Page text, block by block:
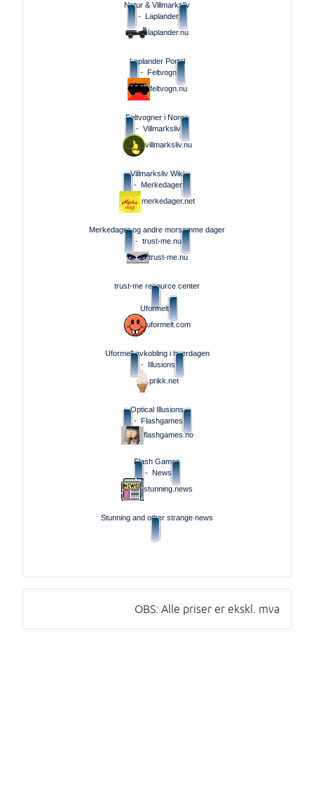
Natur & Villmarksliv
-
Laplander
laplander.nu
Laplander Portal
-
Feltvogn
feltvogn.nu
Feltvogner i Norge
- Villmarksliv
villmarksliv.nu
Villmarksliv Wiki
- Merkedager
merkedager.net
Merkedager og andre morsomme dager
- trust-me.nu
trust-me.nu
trust-me resource center
Uformelt
uformelt.com
Uformell avkobling i hverdagen
-
Illusions
prikk.net
Optical Illusions
-
Flashgames
flashgames.no
Flash Games
- News
stunning.news
Stunning and other strange news
OBS: Alle priser er ekskl. mva